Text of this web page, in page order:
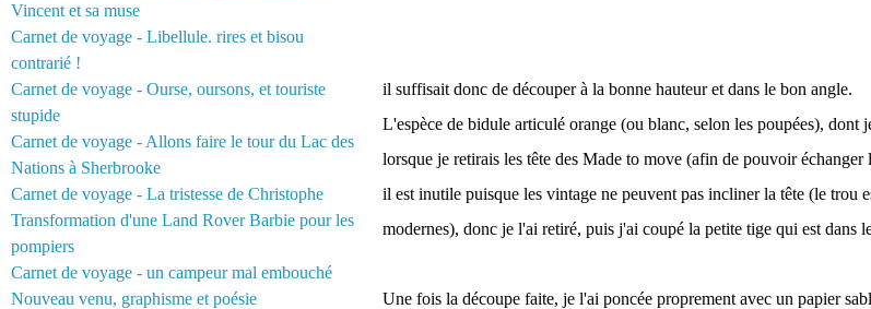
Vincent et sa muse
Carnet de voyage - Libellule. rires et bisou
contrarié !
Carnet de voyage - Ourse, oursons, et touriste
stupide
Carnet de voyage - Allons faire le tour du Lac des
Nations à Sherbrooke
Carnet de voyage - La tristesse de Christophe
Transformation d'une Land Rover Barbie pour les
pompiers
Carnet de voyage - un campeur mal embouché
Nouveau venu, graphisme et poésie
il suffisait donc de découper à la bonne hauteur et dans le bon angle.
L'espèce de bidule articulé orange (ou blanc, selon les poupées), dont
lorsque je retirais les tête des Made to move (afin de pouvoir échanger
il est inutile puisque les vintage ne peuvent pas incliner la tête (le trou
modernes), donc je l'ai retiré, puis j'ai coupé la petite tige qui est dans
Une fois la découpe faite, je l'ai poncée proprement avec un papier